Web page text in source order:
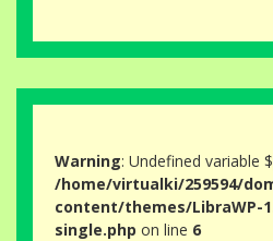
Warning: Undefined variable
/home/virtualki/259594/
content/themes/LibraWP-
single.php on line 6